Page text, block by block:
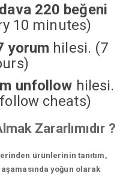
220 beğeni
10 minutes)
yorum hilesi. (7
unfollow hilesi.
cheats)
Zararlımıdır ?
ürünlerinin tanıtım,
yoğun olarak